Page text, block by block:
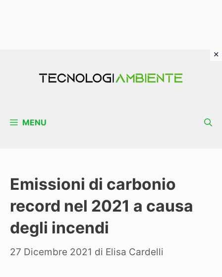
MENU
Emissioni di carbonio
record nel 2021 a causa
degli incendi
27 Dicembre 2021 di Elisa Cardelli